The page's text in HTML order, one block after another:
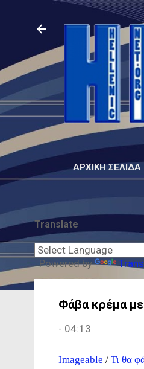
ΑΡΧΙΚΉ ΣΕΛΊΔΑ
Translate
Powered by
Φάβα κρέμα με
- 04:13
Imageable / Τι θα